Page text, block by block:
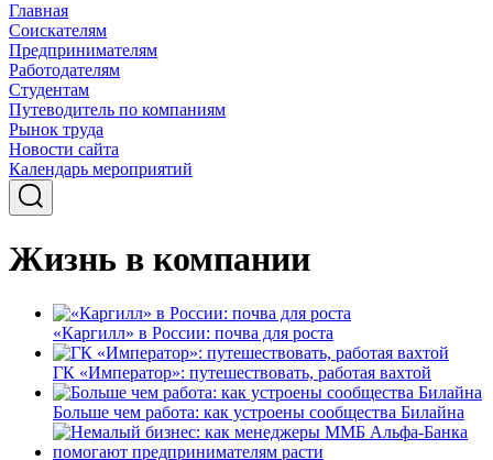
Главная
Соискателям
Предпринимателям
Работодателям
Студентам
Путеводитель по компаниям
Рынок труда
Новости сайта
Календарь мероприятий
Жизнь в компании
«Каргилл» в России: почва для роста
ГК «Император»: путешествовать, работая вахтой
Больше чем работа: как устроены сообщества Билайна